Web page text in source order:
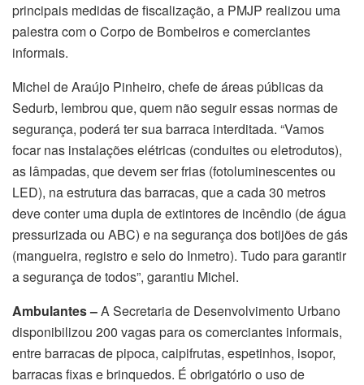
principais medidas de fiscalização, a PMJP realizou uma
palestra com o Corpo de Bombeiros e comerciantes
informais.
Michel de Araújo Pinheiro, chefe de áreas públicas da
Sedurb, lembrou que, quem não seguir essas normas de
segurança, poderá ter sua barraca interditada. “Vamos
focar nas instalações elétricas (conduites ou eletrodutos),
as lâmpadas, que devem ser frias (fotoluminescentes ou
LED), na estrutura das barracas, que a cada 30 metros
deve conter uma dupla de extintores de incêndio (de água
pressurizada ou ABC) e na segurança dos botijões de gás
(mangueira, registro e selo do Inmetro). Tudo para garantir
a segurança de todos”, garantiu Michel.
Ambulantes –A Secretaria de Desenvolvimento Urbano
disponibilizou 200 vagas para os comerciantes informais,
entre barracas de pipoca, caipifrutas, espetinhos, isopor,
barracas fixas e brinquedos. É obrigatório o uso de